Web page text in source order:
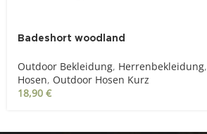
Badeshort woodland
Outdoor Bekleidung, Herrenbekleidung,
Hosen, Outdoor Hosen Kurz
18,90 €